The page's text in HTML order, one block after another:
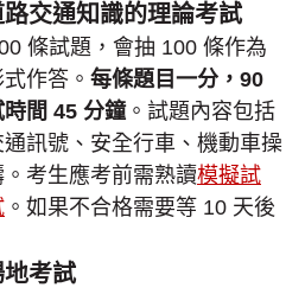
交通知識的理論考試
條試題，會抽 100 條作為
作答。 每條題目一分，90
間 45 分鐘。試題內容包括
訊號、安全行車、機動車操
考生應考前需熟讀模擬試
。如果不合格需要等 10 天後
考試